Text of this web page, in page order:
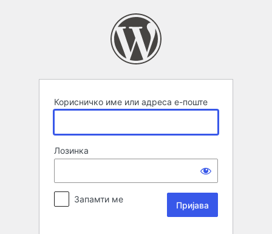
Корисничко име или адреса е-поште
Лозинка
Запамти ме